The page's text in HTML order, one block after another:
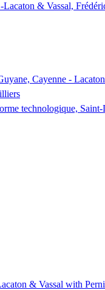
& Vassal,
Cayenne -
technologique,
& Vassal with